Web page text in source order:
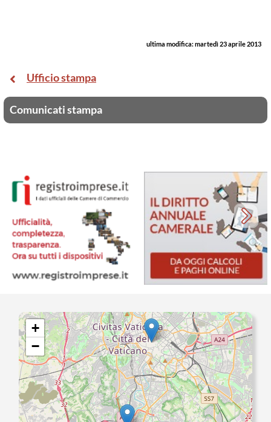
ultima modifica:martedì 23 aprile 2013
Ufficio stampa
Comunicati stampa
+
−